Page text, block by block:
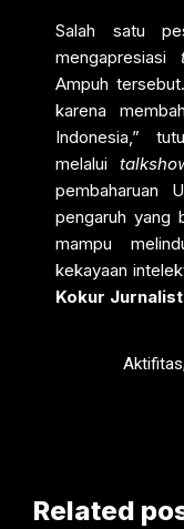
Salah satu
mengapresiasi
Ampuh
karena
Indonesia,”
melalui
pembaharuan
pengaruh yang
mampu
kekayaan
Kokur
Aktifitas
Related